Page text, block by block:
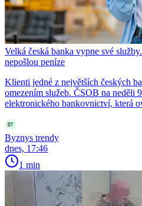
Velká česká banka vypne své
nepošlou peníze
Klienti jedné z největších českých
omezením služeb. ČSOB na neděli
elektronického bankovnictví, která
Byznys trendy
dnes, 17:46
1 min